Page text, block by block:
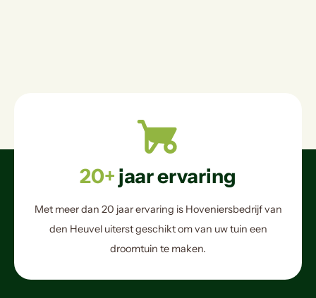
20+ jaar ervaring
Met meer dan 20 jaar ervaring is Hoveniersbedrijf van
den Heuvel uiterst geschikt om van uw tuin een
droomtuin te maken.